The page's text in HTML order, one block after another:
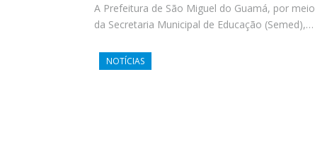
A Prefeitura de São Miguel do Guamá, por meio
da Secretaria Municipal de Educação (Semed),…
NOTÍCIAS